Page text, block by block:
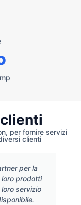
per fornire servizi
clienti
per la
prodotti
servizio